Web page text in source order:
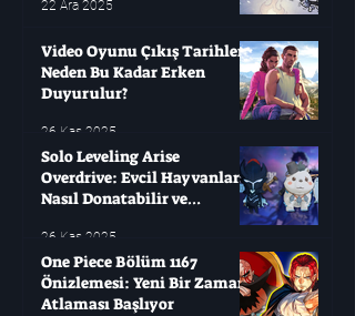
22 Ara 2025
Video Oyunu Çıkış Tarihleri ​​
Neden Bu Kadar Erken
Duyurulur?
26 Kas 2025
Solo Leveling Arise
Overdrive: Evcil Hayvanları
Nasıl Donatabilir ve
26 Kas 2025
One Piece Bölüm 1167
Önizlemesi: Yeni Bir Zaman
Atlaması Başlıyor